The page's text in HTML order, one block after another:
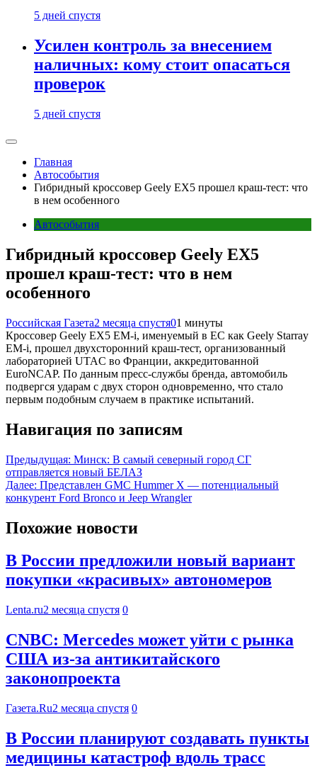
5 дней спустя
Усилен контроль за внесением
наличных: кому стоит опасаться
проверок
5 дней спустя
Главная
Автособытия
Гибридный кроссовер Geely EX5 прошел краш-тест: что
в нем особенного
Автособытия
Гибридный кроссовер Geely EX5
прошел краш-тест: что в нем
особенного
Российская Газета2 месяца спустя01 минуты
Кроссовер Geely EX5 EM-i, именуемый в ЕС как Geely Starray
EM-i, прошел двухсторонний краш-тест, организованный
лабораторией UTAC во Франции, аккредитованной
EuroNCAP. По данным пресс-службы бренда, автомобиль
подвергся ударам с двух сторон одновременно, что стало
первым подобным случаем в практике испытаний.
Навигация по записям
Предыдущая: Минск: В самый северный город СГ
отправляется новый БЕЛАЗ
Далее: Представлен GMC Hummer X — потенциальный
конкурент Ford Bronco и Jeep Wrangler
Похожие новости
В России предложили новый вариант
покупки «красивых» автономеров
Lenta.ru2 месяца спустя 0
CNBC: Mercedes может уйти с рынка
США из-за антикитайского
законопроекта
Газета.Ru2 месяца спустя 0
В России планируют создавать пункты
медицины катастроф вдоль трасс